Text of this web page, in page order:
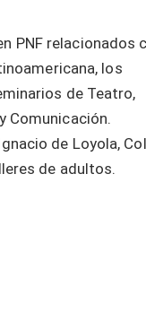
PNF relacionados
los
de Teatro,
Comunicación.
de Loyola,
de adultos.